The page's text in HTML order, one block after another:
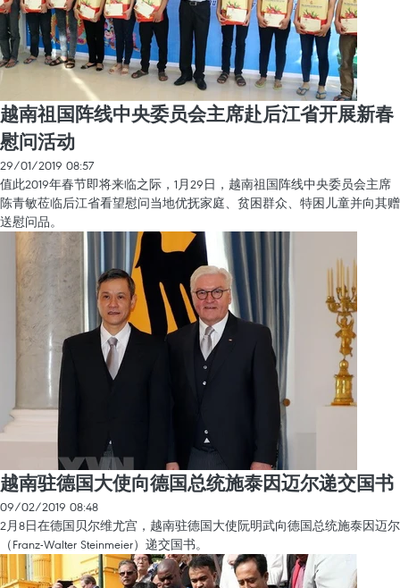
越南祖国阵线中央委员会主席赴后江省开展新春
慰问活动
29/01/2019 08:57
值此2019年春节即将来临之际，1月29日，越南祖国阵线中央委员会主席
陈青敏莅临后江省看望慰问当地优抚家庭、贫困群众、特困儿童并向其赠
送慰问品。
越南驻德国大使向德国总统施泰因迈尔递交国书
09/02/2019 08:48
2月8日在德国贝尔维尤宫，越南驻德国大使阮明武向德国总统施泰因迈尔
（Franz-Walter Steinmeier）递交国书。